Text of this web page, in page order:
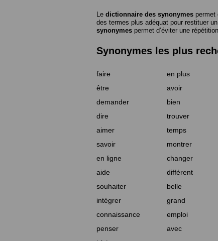
Le dictionnaire des synonymes permet
des termes plus adéquat pour restituer
synonymes permet d’éviter une
Synonymes les plus
faire en plus
être
avoir
demander
bien
dire
trouver
aimer
temps
savoir
montrer
en ligne
changer
aide
différent
souhaiter
belle
intégrer
grand
connaissance
emploi
penser
avec